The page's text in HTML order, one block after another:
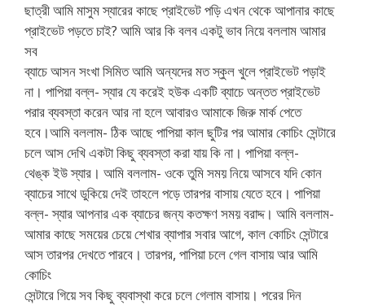
ছাত্রী আমি মাসুম স্যারের কাছে প্রাইভেট পড়ি এখন থেকে আপানার কাছে
প্রাইভেট পড়তে চাই? আমি আর কি বলব একটু ভাব নিয়ে বললাম আমার
সব
ব্যাচে আসন সংখা সিমিত আমি অন্যদের মত স্কুল খুলে প্রাইভেট পড়াই
না। পাপিয়া বল্ল- স্যার যে করেই হউক একটি ব্যাচে অন্তত প্রাইভেট
পরার ব্যবস্তা করেন আর না হলে আবারও আমাকে জিরু মার্ক পেতে
হবে।আমি বললাম- ঠিক আছে পাপিয়া কাল ছুটির পর আমার কোচিং সেন্টারে
চলে আস দেখি একটা কিছু ব্যবস্তা করা যায় কি না। পাপিয়া বল্ল-
থেঙ্ক ইউ স্যার। আমি বললাম- ওকে তুমি সময় নিয়ে আসবে যদি কোন
ব্যাচের সাথে ডুকিয়ে দেই তাহলে পড়ে তারপর বাসায় যেতে হবে। পাপিয়া
বল্ল- স্যার আপনার এক ব্যাচের জন্য কতক্ষণ সময় বরাদ্দ। আমি বললাম-
আমার কাছে সময়ের চেয়ে শেখার ব্যাপার সবার আগে, কাল কোচিং সেন্টারে
আস তারপর দেখতে পারবে। তারপর, পাপিয়া চলে গেল বাসায় আর আমি
কোচিং
সেন্টারে গিয়ে সব কিছু ব্যবাস্থা করে চলে গেলাম বাসায়। পরের দিন